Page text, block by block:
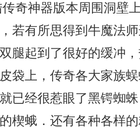
奇神器版本周围洞壁
若有所思得到牛魔法
腿起到了很好的缓冲
袋上，传奇各大家族
已经很惹眼了黑锷蜘
楔蛾．还有各种各样